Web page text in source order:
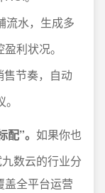
流水，生成多
利状况。
节奏，自动
”。 如果你也
数云的行业分
盖全平台运营